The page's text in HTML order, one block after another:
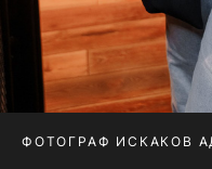
ФОТОГРАФ ИСКАКОВ